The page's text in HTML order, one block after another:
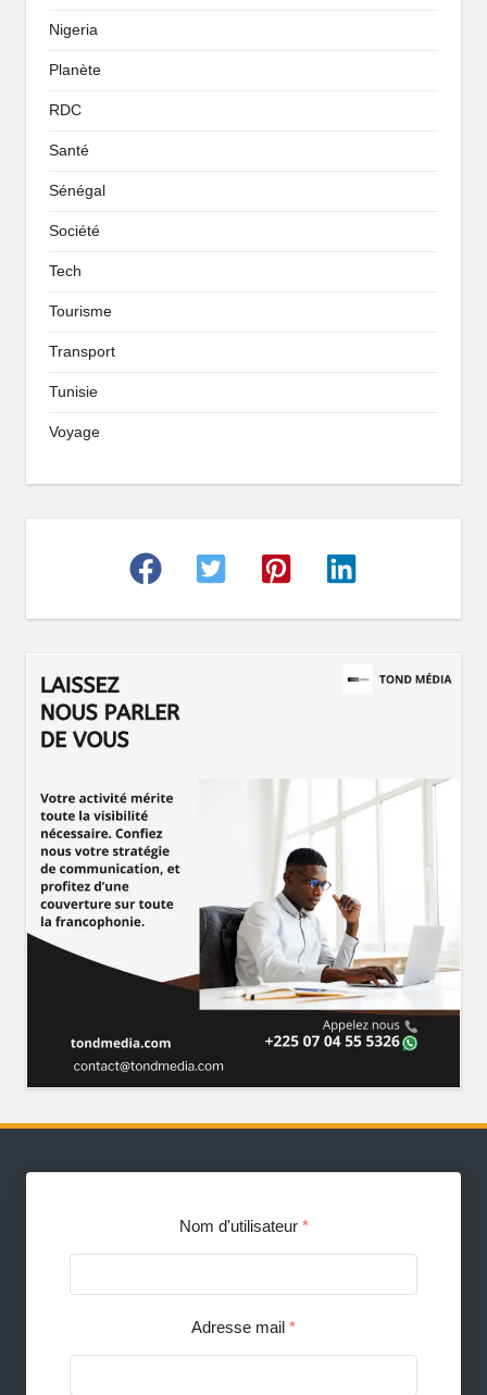
Nigeria
Planète
RDC
Santé
Sénégal
Société
Tech
Tourisme
Transport
Tunisie
Voyage
Nom d'utilisateur *
Adresse mail *